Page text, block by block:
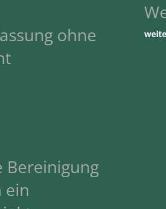
ohne
Bereinigung
ein